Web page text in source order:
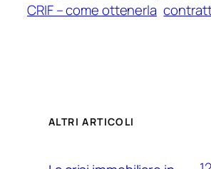
CRIF – come ottenerla
ALTRI ARTICOLI